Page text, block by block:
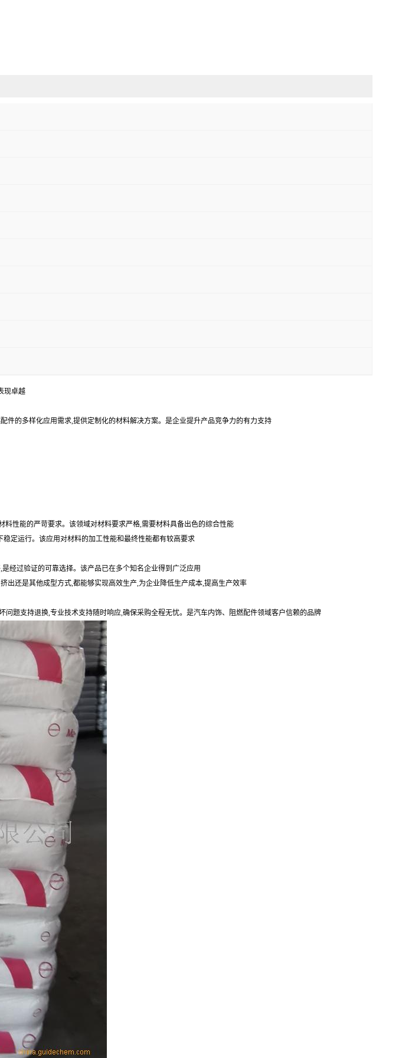
现卓越
件的多样化应用需求,提供定制化的材料解决方案。是企业提升产品竞争力的有力支持
性能的严苛要求。该领域对材料要求严格,需要材料具备出色的综合性能
定运行。该应用对材料的加工性能和最终性能都有较高要求
经过验证的可靠选择。该产品已在多个知名企业得到广泛应用
出还是其他成型方式,都能够实现高效生产,为企业降低生产成本,提高生产效率
题支持退换,专业技术支持随时响应,确保采购全程无忧。是汽车内饰、阻燃配件领域客户信赖的品牌